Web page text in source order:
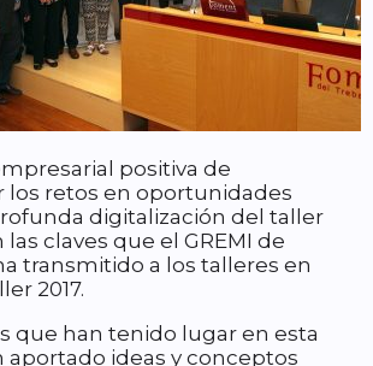
positiva de
los retos en oportunidades
digitalización del taller
claves que el GREMI de
transmitido a los talleres en
2017.
que han tenido lugar en esta
aportado ideas y conceptos